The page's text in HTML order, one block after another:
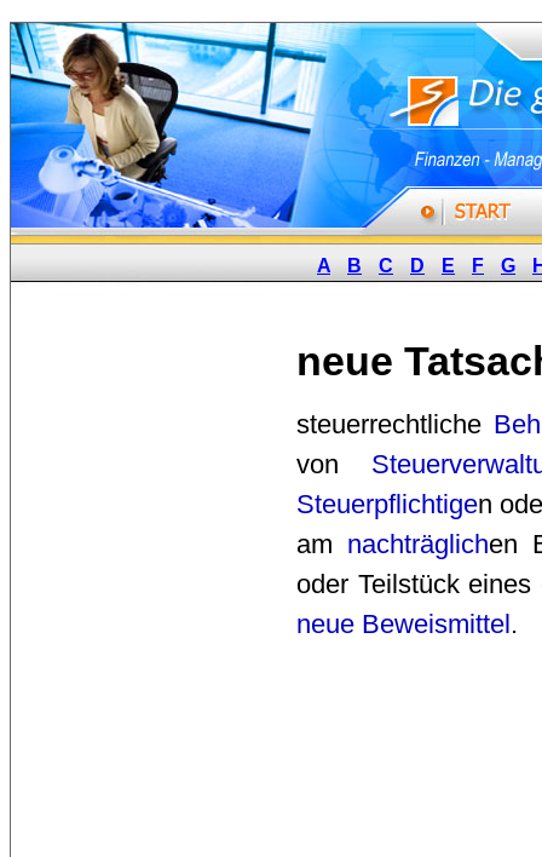
A B C D E F G
neue
steuerrechtliche
von
Steuerpflichtigen
am nachträglichen
oder Teilstück eines
neue Beweismittel.